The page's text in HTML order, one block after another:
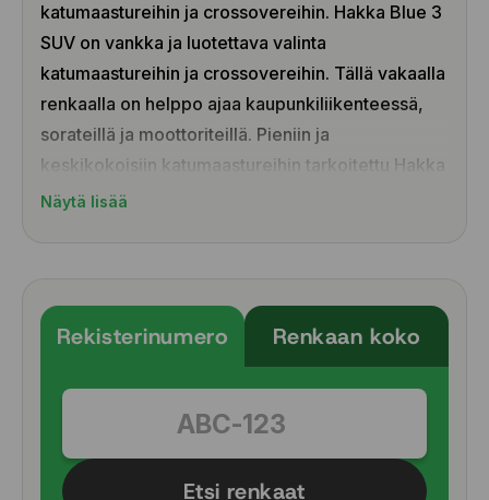
katumaastureihin ja crossovereihin. Hakka Blue 3
SUV on vankka ja luotettava valinta
katumaastureihin ja crossovereihin. Tällä vakaalla
renkaalla on helppo ajaa kaupunkiliikenteessä,
sorateillä ja moottoriteillä. Pieniin ja
keskikokoisiin katumaastureihin tarkoitettu Hakka
Blue 3 SUV tarjoaa parannettua pitoa, vakautta ja
on A eli paras mahdollinen luokitus.
Pysähtyy tarkasti märällä tiellä ja estää
Nauti vakaasta ja mukavasta ajokäytöksestä
Luotettava sekä tiellä että maastossa
Aramid-sivupinnat parantavat kestävyyttä
Näytä lisää
Rekisterinumero Renkaan koko
Etsi renkaat